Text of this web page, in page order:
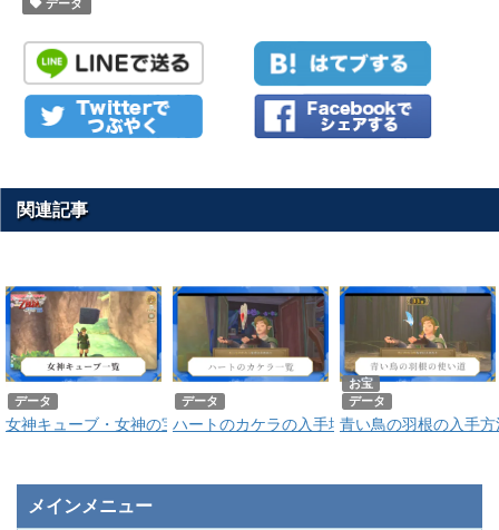
データ
関連記事
データ
女神キューブ・女神の宝箱の場所一覧
データ
ハートのカケラの入手場所一覧
お宝
データ
青い鳥の羽根の入手
メインメニュー